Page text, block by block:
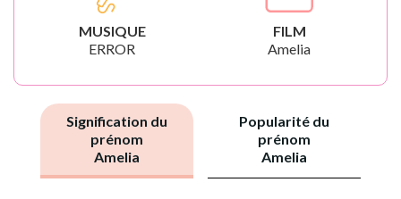
MUSIQUE
ERROR
FILM
Amelia
Signification du
prénom
Amelia
Popularité du
prénom
Amelia